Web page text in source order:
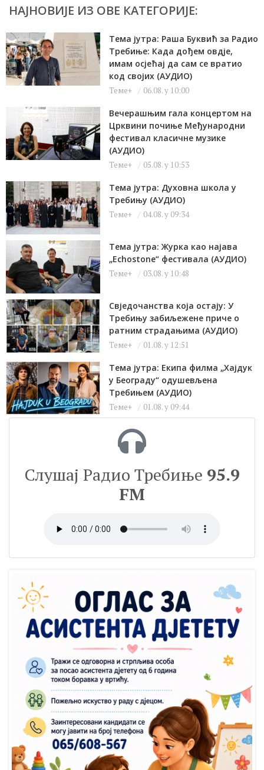
НАЈНОВИЈЕ ИЗ ОВЕ КАТЕГОРИЈЕ:
Тема јутра: Раша Буквић за Радио
Требиње: Када дођем овдје,
имам осјећај да сам се вратио
код својих (АУДИО)
Теме+ 06.08. у 10:00
Вечерашњим гала концертом на
Црквини почиње Међународни
фестивал класичне музике
(АУДИО)
Теме+ 05.08. у 10:53
Тема јутра: Духовна школа у
Требињу (АУДИО)
Теме+ 04.08. у 09:34
Тема јутра: Журка као најава
„Echostone“ фестивала (АУДИО)
Теме+ 03.08. у 10:48
Свједочанства која остају: У
Требињу забиљежене приче о
ратним страдањима (АУДИО)
Теме+ 01.08. у 12:51
Тема јутра: Екипа филма „Хајдук
у Београду“ одушевљена
Требињем (АУДИО)
Теме+ 01.08. у 09:44
Слушај Радио Требиње 95.9
FM